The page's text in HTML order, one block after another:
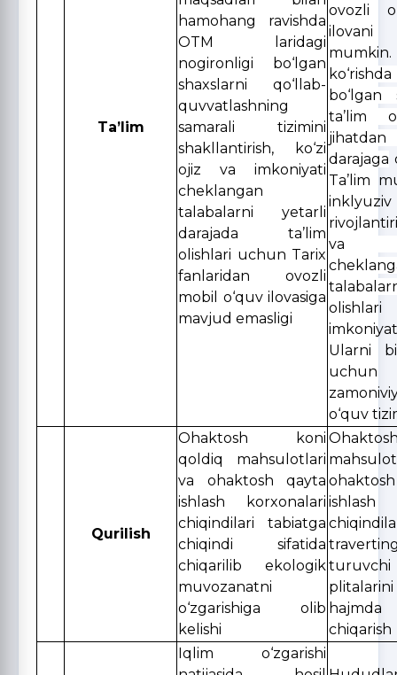
Ta’lim
hamohang ravishda
OTM laridagi
nogironligi bo‘lgan
shaxslarni qo‘llab-
quvvatlashning
samarali tizimini
shakllantirish, ko‘zi
ojiz va imkoniyati
cheklangan
talabalarni yetarli
darajada ta’lim
olishlari uchun Tarix
fanlaridan ovozli
mobil o‘quv ilovasiga
mavjud emasligi
ovozli
bo‘lgan
ta’lim
darajaga
Ta’lim
va
Ularni
o‘quv
Qurilish
Ohaktosh koni
qoldiq mahsulotlari
va ohaktosh qayta
ishlash korxonalari
chiqindilari tabiatga
chiqindi sifatida
chiqarilib ekologik
muvozanatni
o‘zgarishiga olib
kelishi
ishlash
chiqarish
Iqlim o‘zgarishi